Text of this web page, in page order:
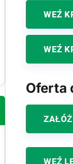
WEŹ
WEŹ
Oferta
WEŹ